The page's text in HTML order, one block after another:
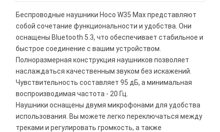
Беспроводные наушники Hoco W35 Max представляют
собой сочетание функциональности и удобства. Они
оснащены Bluetooth 5.3, что обеспечивает стабильное и
быстрое соединение с вашим устройством.
Полноразмерная конструкция наушников позволяет
наслаждаться качественным звуком без искажений.
Чувствительность составляет 95 дБ, а минимальная
воспроизводимая частота - 20 Гц.
Наушники оснащены двумя микрофонами для удобства
использования. Вы можете легко переключаться между
треками и регулировать громкость, а также